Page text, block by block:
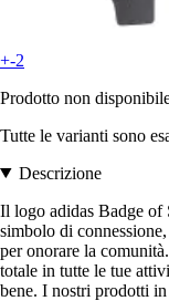
+-2
Prodotto non
Tutte le varianti sono
Descrizione
Il logo adidas Badge of
simbolo di
per onorare la
totale in tutte le tue
bene. I nostri prodotti